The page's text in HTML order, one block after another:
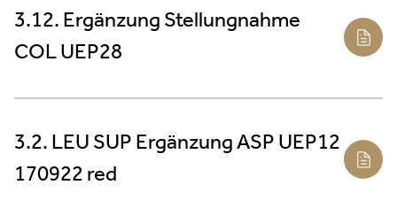
3.12. Ergänzung Stellungnahme
COL UEP28
3.2. LEU SUP Ergänzung ASP UEP12
170922 red